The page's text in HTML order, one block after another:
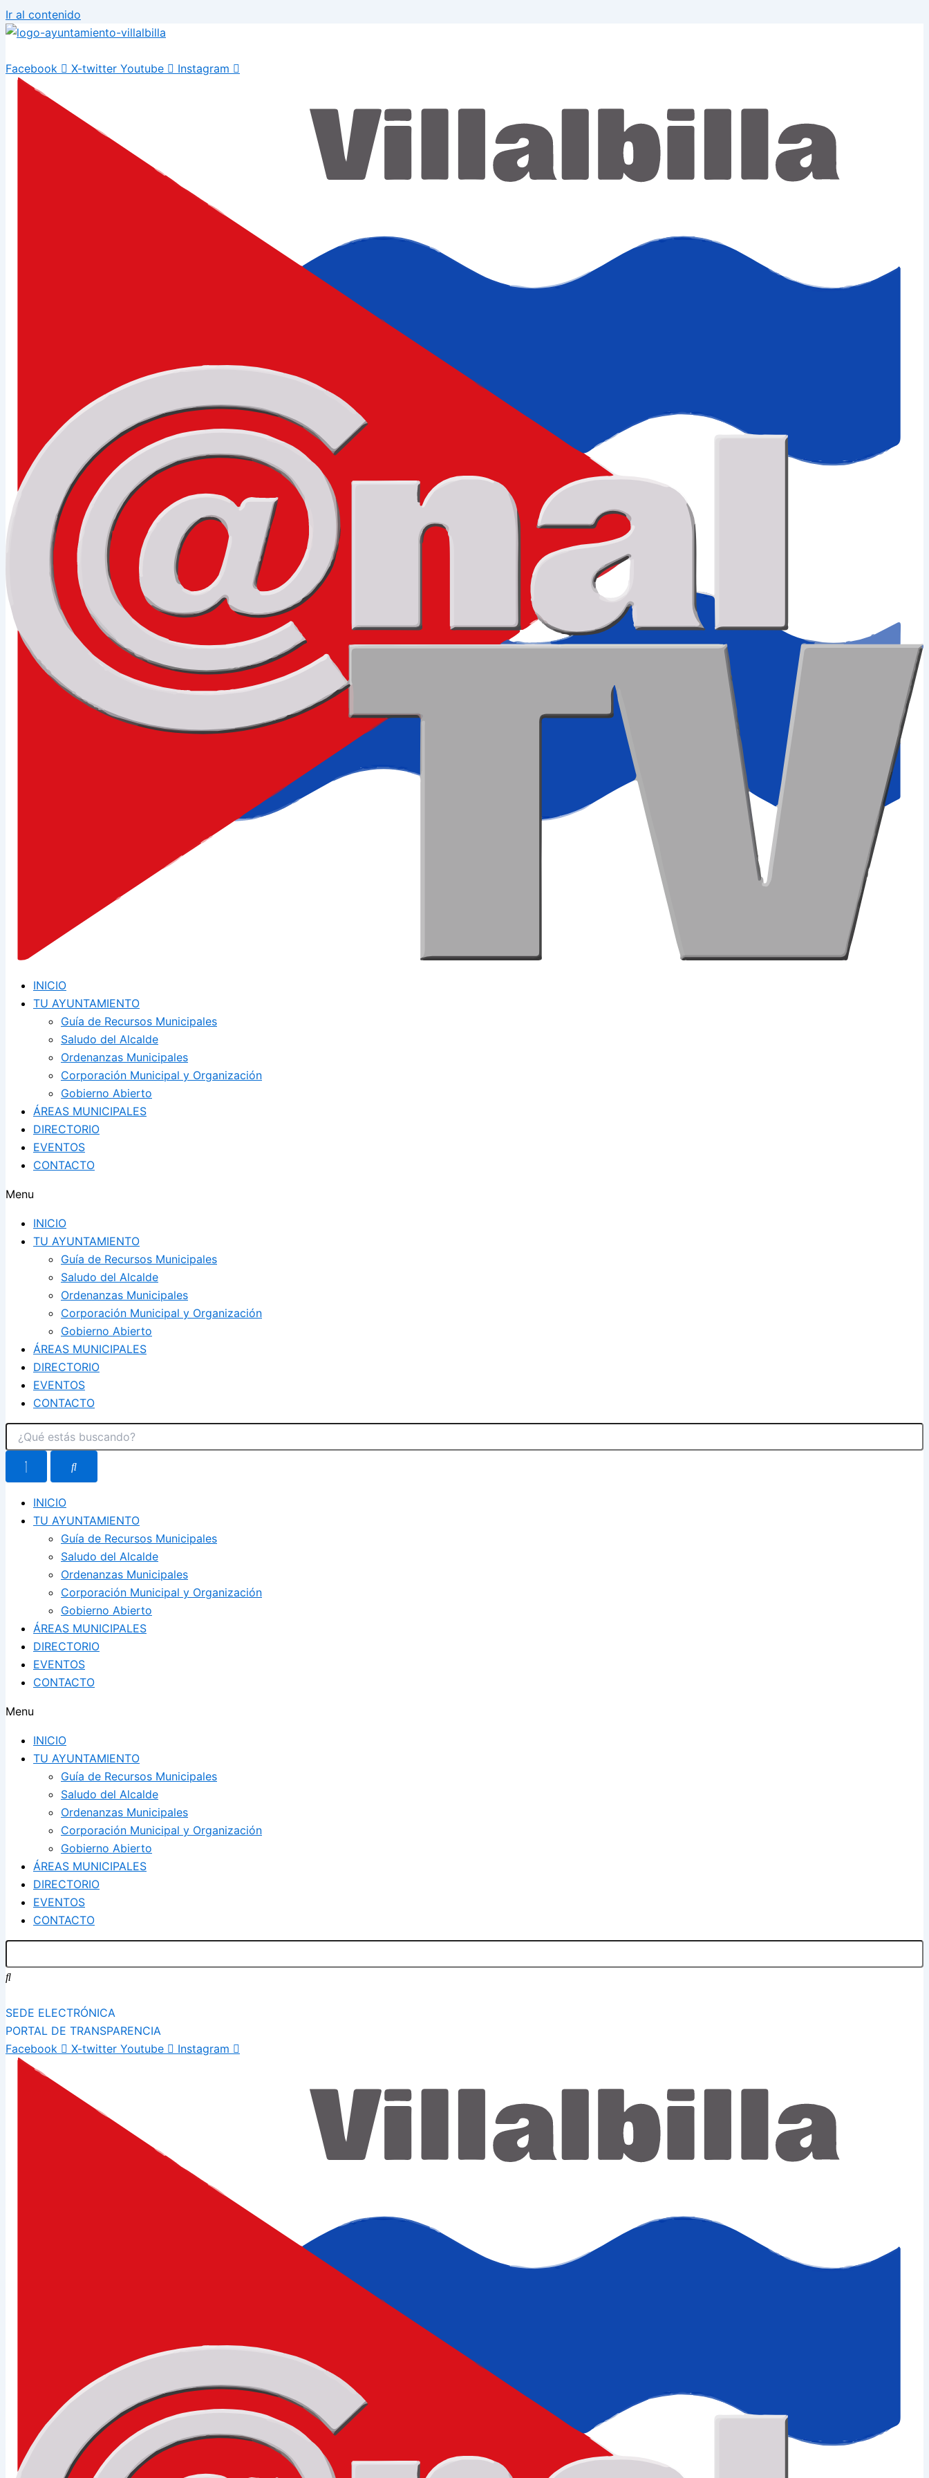
Ir al contenido
Facebook X-twitter Youtube Instagram
INICIO
TU AYUNTAMIENTO
Guía de Recursos Municipales
Saludo del Alcalde
Ordenanzas Municipales
Corporación Municipal y Organización
Gobierno Abierto
ÁREAS MUNICIPALES
DIRECTORIO
EVENTOS
CONTACTO
Menu
INICIO
TU AYUNTAMIENTO
Guía de Recursos Municipales
Saludo del Alcalde
Ordenanzas Municipales
Corporación Municipal y Organización
Gobierno Abierto
ÁREAS MUNICIPALES
DIRECTORIO
EVENTOS
CONTACTO
INICIO
TU AYUNTAMIENTO
Guía de Recursos Municipales
Saludo del Alcalde
Ordenanzas Municipales
Corporación Municipal y Organización
Gobierno Abierto
ÁREAS MUNICIPALES
DIRECTORIO
EVENTOS
CONTACTO
Menu
INICIO
TU AYUNTAMIENTO
Guía de Recursos Municipales
Saludo del Alcalde
Ordenanzas Municipales
Corporación Municipal y Organización
Gobierno Abierto
ÁREAS MUNICIPALES
DIRECTORIO
EVENTOS
CONTACTO
SEDE ELECTRÓNICA
PORTAL DE TRANSPARENCIA
Facebook
X-twitter Youtube Instagram